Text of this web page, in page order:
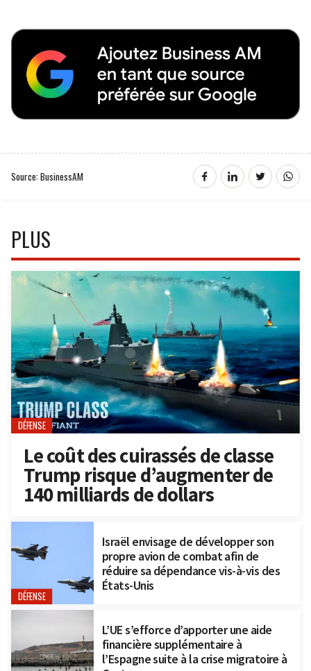
Source: BusinessAM
PLUS
DÉFENSE
Le coût des cuirassés de classe
Trump risque d’augmenter de
140 milliards de dollars
DÉFENSE
Israël envisage de développer son
propre avion de combat afin de
réduire sa dépendance vis-à-vis des
États-Unis
L’UE s’efforce d’apporter une aide
financière supplémentaire à
l’Espagne suite à la crise migratoire à